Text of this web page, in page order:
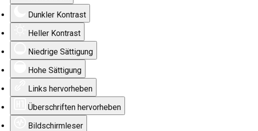
Dunkler Kontrast
Heller Kontrast
Niedrige Sättigung
Hohe Sättigung
Links hervorheben
Überschriften hervorheben
Bildschirmleser